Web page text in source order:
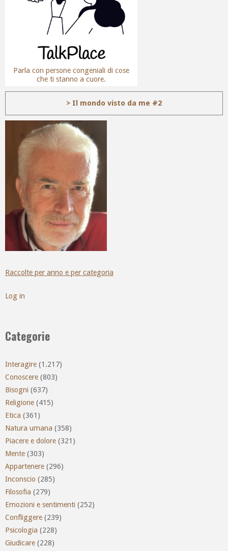
Parla con persone congeniali di cose
che ti stanno a cuore.
> Il mondo visto da me #2
Raccolte per anno e per categoria
Log in
Categorie
Interagire (1.217)
Conoscere (803)
Bisogni (637)
Religione (415)
Etica (361)
Natura umana (358)
Piacere e dolore (321)
Mente (303)
Appartenere (296)
Inconscio (285)
Filosofia (279)
Emozioni e sentimenti (252)
Confliggere (239)
Psicologia (228)
Giudicare (228)